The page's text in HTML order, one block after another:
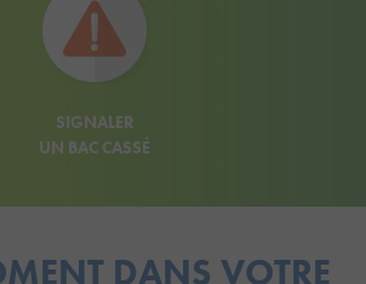
SIGNALER
UN BAC CASSÉ
DANS VOTRE